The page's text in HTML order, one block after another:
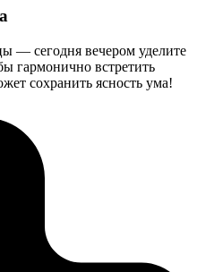
— сегодня вечером уделите
гармонично встретить
сохранить ясность ума!